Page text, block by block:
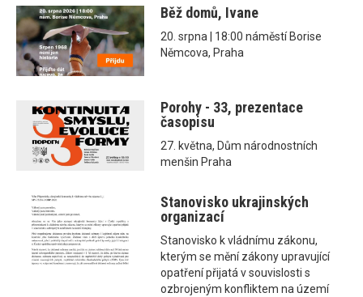
Běž domů, Ivane
20. srpna | 18:00 náměstí Borise
Němcova, Praha
Porohy - 33, prezentace
časopisu
27. května, Dům národnostních
menšin Praha
Stanovisko ukrajinských
organizací
Stanovisko k vládnímu zákonu,
kterým se mění zákony upravující
opatření přijatá v souvislosti s
ozbrojeným konfliktem na území